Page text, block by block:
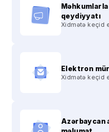
Dövlət icra
vəzifəsinə
bağlı test
qeydiyyatı
Xidmətə keçid
Elektron
Xidmətə keçid
Azərbaycan